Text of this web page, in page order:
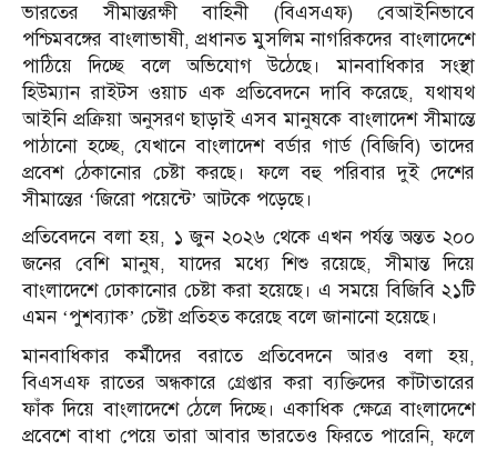
ভারতের সীমান্তরক্ষী বাহিনী (বিএসএফ) বেআইনিভাবে
পশ্চিমবঙ্গের বাংলাভাষী, প্রধানত মুসলিম নাগরিকদের বাংলাদেশে
পাঠিয়ে দিচ্ছে বলে অভিযোগ উঠেছে। মানবাধিকার সংস্থা
হিউম্যান রাইটস ওয়াচ এক প্রতিবেদনে দাবি করেছে, যথাযথ
আইনি প্রক্রিয়া অনুসরণ ছাড়াই এসব মানুষকে বাংলাদেশ সীমান্তে
পাঠানো হচ্ছে, যেখানে বাংলাদেশ বর্ডার গার্ড (বিজিবি) তাদের
প্রবেশ ঠেকানোর চেষ্টা করছে। ফলে বহু পরিবার দুই দেশের
সীমান্তের ‘জিরো পয়েন্টে’ আটকে পড়েছে।
প্রতিবেদনে বলা হয়, ১ জুন ২০২৬ থেকে এখন পর্যন্ত অন্তত ২০০
জনের বেশি মানুষ, যাদের মধ্যে শিশু রয়েছে, সীমান্ত দিয়ে
বাংলাদেশে ঢোকানোর চেষ্টা করা হয়েছে। এ সময়ে বিজিবি ২১টি
এমন ‘পুশব্যাক’ চেষ্টা প্রতিহত করেছে বলে জানানো হয়েছে।
মানবাধিকার কর্মীদের বরাতে প্রতিবেদনে আরও বলা হয়,
বিএসএফ রাতের অন্ধকারে গ্রেপ্তার করা ব্যক্তিদের কাঁটাতারের
ফাঁক দিয়ে বাংলাদেশে ঠেলে দিচ্ছে। একাধিক ক্ষেত্রে বাংলাদেশে
প্রবেশে বাধা পেয়ে তারা আবার ভারতেও ফিরতে পারেনি, ফলে